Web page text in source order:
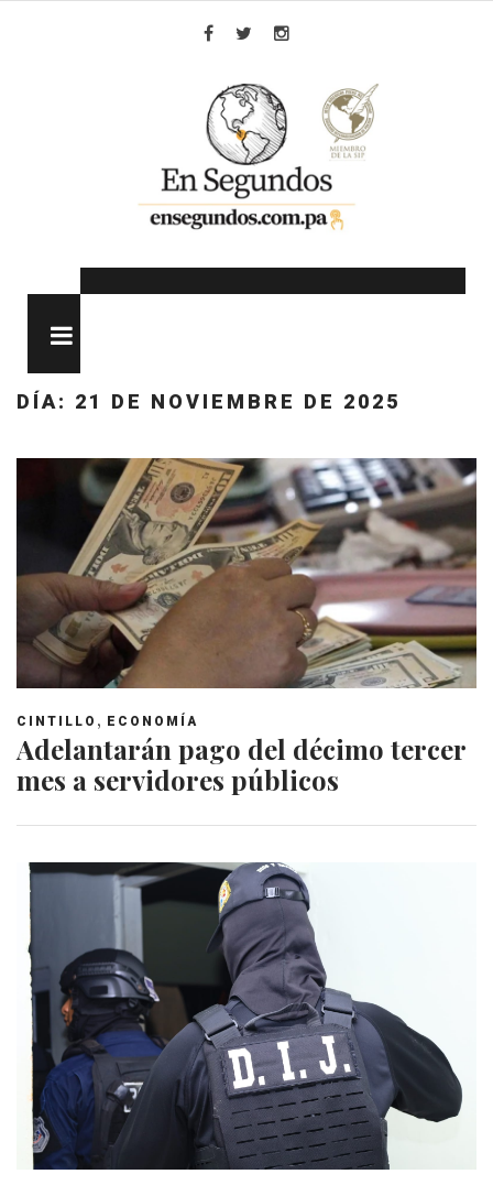
DÍA: 21 DE NOVIEMBRE DE 2025
CINTILLO , ECONOMÍA
Adelantarán pago del décimo tercer
mes a servidores públicos